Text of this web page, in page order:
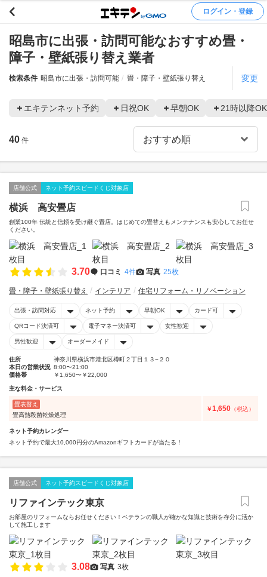
ログイン・登録
昭島市に出張・訪問可能なおすすめ畳・
障子・壁紙張り替え業者
検索条件 昭島市に出張・訪問可能 畳・障子・壁紙張り替え 変更
エキテンネット予約 日祝OK 早朝OK 21時以降OK
40 件
店舗公式 ネット予約スピードくじ対象店
横浜 高安畳店
創業100年 伝統と信頼を受け継ぐ畳店。はじめての畳替えもメンテナンスも安心してお任せ
ください。
3.70 口コミ 4件 写真 25枚
畳・障子・壁紙張り替え インテリア 住宅リフォーム・リノベーション
出張・訪問対応 ネット予約 早朝OK カード可
QRコード決済可 電子マネー決済可 女性歓迎
男性歓迎 オーダーメイド
住所
神奈川県横浜市港北区樽町２丁目１３−２０
本日の営業状況 8:00〜21:00
価格帯
￥1,650〜￥22,000
主な料金・サービス
畳表替え
畳高熱殺菌乾燥処理
￥1,650 （税込）
ネット予約カレンダー
ネット予約で最大10,000円分のAmazonギフトカードが当たる！
店舗公式 ネット予約スピードくじ対象店
リファインテック東京
お部屋のリフォームならお任せください！ベテランの職人が確かな知識と技術を存分に活か
して施工します
3.08 写真 3枚